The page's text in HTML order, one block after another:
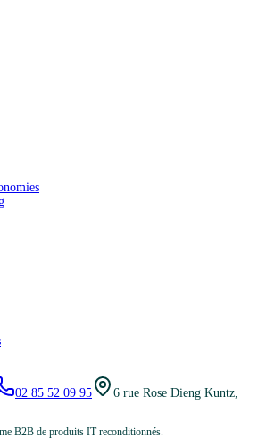
02 85 52 09 95
6 rue Rose Dieng Kuntz,
B2B de produits IT reconditionnés.